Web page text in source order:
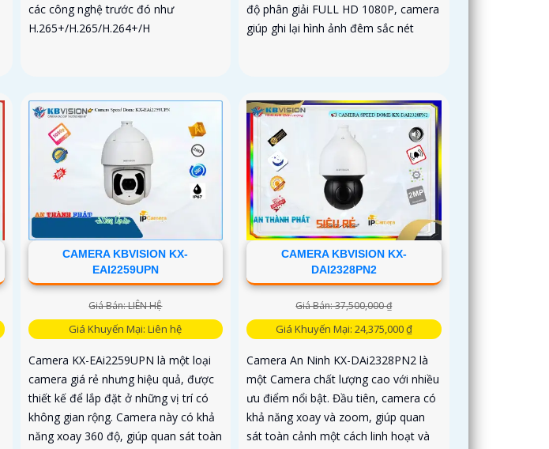
các công nghệ trước đó như
H.265+/H.265/H.264+/H
độ phân giải FULL HD 1080P, camera
giúp ghi lại hình ảnh đêm sắc nét
CAMERA KBVISION KX-
EAI2259UPN
Giá Bán: LIÊN HỆ
Giá Khuyến Mại: Liên hệ
Camera KX-EAi2259UPN là một loại
camera giá rẻ nhưng hiệu quả, được
thiết kế để lắp đặt ở những vị trí có
không gian rộng. Camera này có khả
năng xoay 360 độ, giúp quan sát toàn
CAMERA KBVISION KX-
DAI2328PN2
Giá Bán: 37,500,000 ₫
Giá Khuyến Mại: 24,375,000 ₫
Camera An Ninh KX-DAi2328PN2 là
một Camera chất lượng cao với nhiều
ưu điểm nổi bật. Đầu tiên, camera có
khả năng xoay và zoom, giúp quan
sát toàn cảnh một cách linh hoạt và